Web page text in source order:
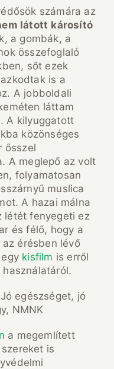
számára az
látott károsító
a gombák, a
összefoglaló
sőt ezek
is a
A jobboldali
láttam
A kilyuggatott
közönséges
ősszel
A meglepő az volt
folyamatosan
muslica
A hazai málna
létét fenyegeti ez
és félő, hogy a
érésben lévő
kisfilm is erről
egészséget, jó
NMNK
a megemlített
is